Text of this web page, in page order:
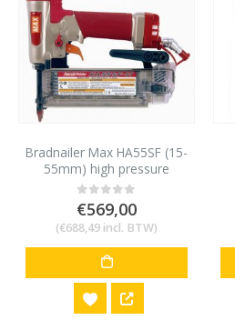
Bradnailer Max HA55SF (15-
55mm) high pressure
0out of 5
€569,00
(€688,49 incl. BTW)